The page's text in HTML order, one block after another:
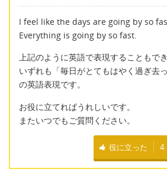
I feel like the days are going by so
Everything is going by so fast.
上記のように英語で表現することもでき
いずれも「毎日がとてもはやく過ぎ去
の英語表現です。
お役に立てればうれしいです。
またいつでもご質問ください。
役に立った 4